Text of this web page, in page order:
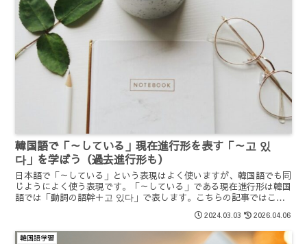
韓国語で「～している」現在進行形を表す「～고 있
다」を学ぼう（過去進行形も）
日本語で「～している」という表現はよく使いますが、韓国語でも同
じようによく使う表現です。「～している」である現在進行形は韓国
語では「動詞の語幹＋고 있다」で表します。こちらの記事ではこの
現在進行形、そして過去進行形、また現在進行形の否定形を詳しく学
2024.03.03 2026.04.06
韓国語学習